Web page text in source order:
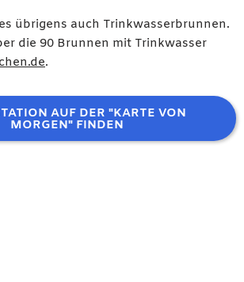
übrigens auch Trinkwasserbrunnen.
die 90 Brunnen mit Trinkwasser
.
AUF DER "KARTE VON
MORGEN" FINDEN